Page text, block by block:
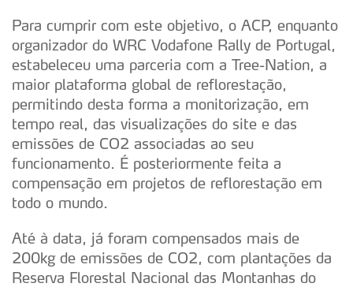
Para cumprir com este objetivo, o ACP, enquanto
organizador do WRC Vodafone Rally de Portugal,
estabeleceu uma parceria com a Tree-Nation, a
maior plataforma global de reflorestação,
permitindo desta forma a monitorização, em
tempo real, das visualizações do site e das
emissões de CO2 associadas ao seu
funcionamento. É posteriormente feita a
compensação em projetos de reflorestação em
todo o mundo.
Até à data, já foram compensados mais de
200kg de emissões de CO2, com plantações da
Reserva Florestal Nacional das Montanhas do